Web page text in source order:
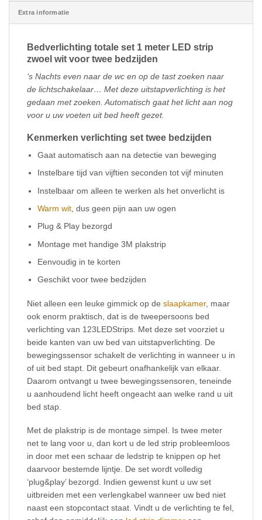
Extra informatie
Bedverlichting totale set 1 meter LED strip
zwoel wit voor twee bedzijden
‘s Nachts even naar de wc en op de tast zoeken naar
de lichtschakelaar… Met deze uitstapverlichting is het
gedaan met zoeken. Automatisch gaat het licht aan nog
voor u uw voeten uit bed heeft gezet.
Kenmerken verlichting set twee bedzijden
Gaat automatisch aan na detectie van beweging
Instelbare tijd van vijftien seconden tot vijf minuten
Instelbaar om alleen te werken als het onverlicht is
Warm wit , dus geen pijn aan uw ogen
Plug & Play bezorgd
Montage met handige 3M plakstrip
Eenvoudig in te korten
Geschikt voor twee bedzijden
Niet alleen een leuke gimmick op de slaapkamer, maar
ook enorm praktisch, dat is de tweepersoons bed
verlichting van 123LEDStrips. Met deze set voorziet u
beide kanten van uw bed van uitstapverlichting. De
bewegingssensor schakelt de verlichting in wanneer u in
of uit bed stapt. Dit gebeurt onafhankelijk van elkaar.
Daarom ontvangt u twee bewegingssensoren, teneinde
u aanhoudend licht heeft ongeacht aan welke rand u uit
bed stap.
Met de plakstrip is de montage simpel. Is twee meter
net te lang voor u, dan kort u de led strip probleemloos
in door met een schaar de ledstrip te knippen op het
daarvoor bestemde lijntje. De set wordt volledig
‘plug&play’ bezorgd. Indien gewenst kunt u uw set
uitbreiden met een verlengkabel wanneer uw bed niet
naast een stopcontact staat. Vindt u de verlichting te fel,